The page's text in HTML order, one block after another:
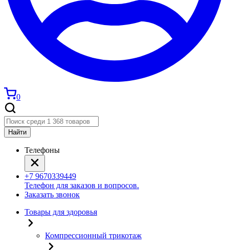
0
Найти
Телефоны
+7 9670339449
Телефон для заказов и вопросов.
Заказать звонок
Товары для здоровья
Компрессионный трикотаж